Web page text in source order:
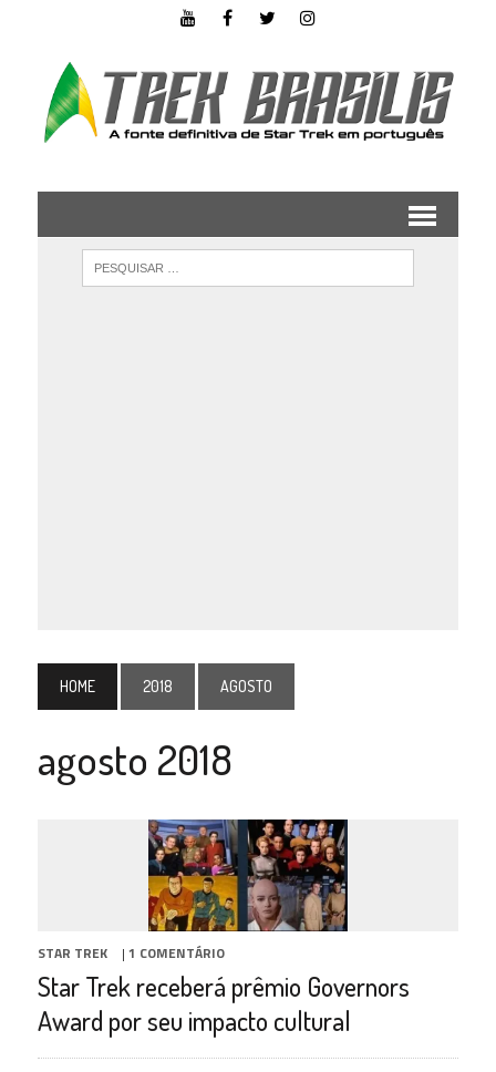
HOME 2018 AGOSTO
agosto 2018
STAR TREK | 1 COMENTÁRIO
Star Trek receberá prêmio Governors
Award por seu impacto cultural